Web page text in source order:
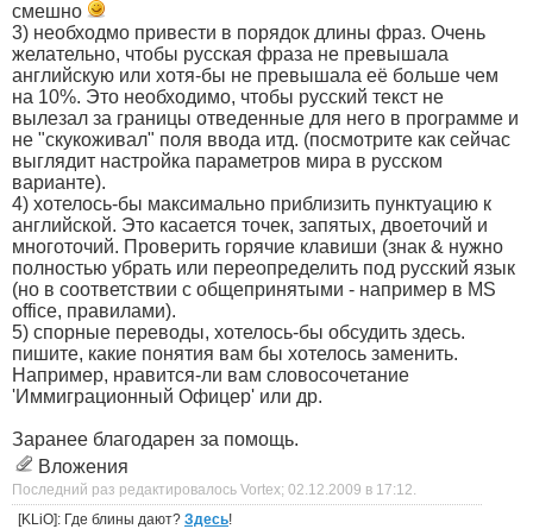
смешно
3) необходмо привести в порядок длины фраз. Очень
желательно, чтобы русская фраза не превышала
английскую или хотя-бы не превышала её больше чем
на 10%. Это необходимо, чтобы русский текст не
вылезал за границы отведенные для него в программе и
не "скукоживал" поля ввода итд. (посмотрите как сейчас
выглядит настройка параметров мира в русском
варианте).
4) хотелось-бы максимально приблизить пунктуацию к
английской. Это касается точек, запятых, двоеточий и
многоточий. Проверить горячие клавиши (знак & нужно
полностью убрать или переопределить под русский язык
(но в соответствии с общепринятыми - например в MS
office, правилами).
5) спорные переводы, хотелось-бы обсудить здесь.
пишите, какие понятия вам бы хотелось заменить.
Например, нравится-ли вам словосочетание
'Иммиграционный Офицер' или др.
Заранее благодарен за помощь.
Вложения
Последний раз редактировалось Vortex; 02.12.2009 в 17:12
[KLiO]: Где блины дают? Здесь!